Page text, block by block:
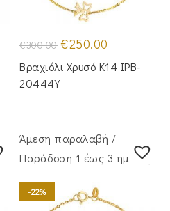
€300.00 Original
price
was:
€300.00.
€250.00
τιμή
είναι:
Βραχιόλι Χρυσό Κ14 IPB-
20444Y
Άμεση παραλαβή /
Παράδoση 1 έως 3 ημέρες
-22%